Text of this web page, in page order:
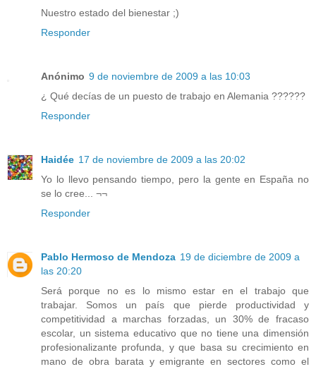
Nuestro estado del bienestar ;)
Responder
Anónimo 9 de noviembre de 2009 a las 10:03
¿ Qué decías de un puesto de trabajo en Alemania ??????
Responder
Haidée 17 de noviembre de 2009 a las 20:02
Yo lo llevo pensando tiempo, pero la gente en España no
se lo cree... ¬¬
Responder
Pablo Hermoso de Mendoza 19 de diciembre de 2009 a
las 20:20
Será porque no es lo mismo estar en el trabajo que
trabajar. Somos un país que pierde productividad y
competitividad a marchas forzadas, un 30% de fracaso
escolar, un sistema educativo que no tiene una dimensión
profesionalizante profunda, y que basa su crecimiento en
mano de obra barata y emigrante en sectores como el